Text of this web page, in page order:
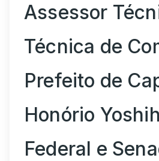
Assessor
Técnica de
Prefeito de
Honório
Federal e